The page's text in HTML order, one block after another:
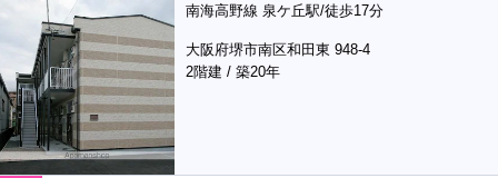
南海高野線 泉ケ丘駅/徒歩17分
大阪府堺市南区和田東 948-4
2階建 / 築20年